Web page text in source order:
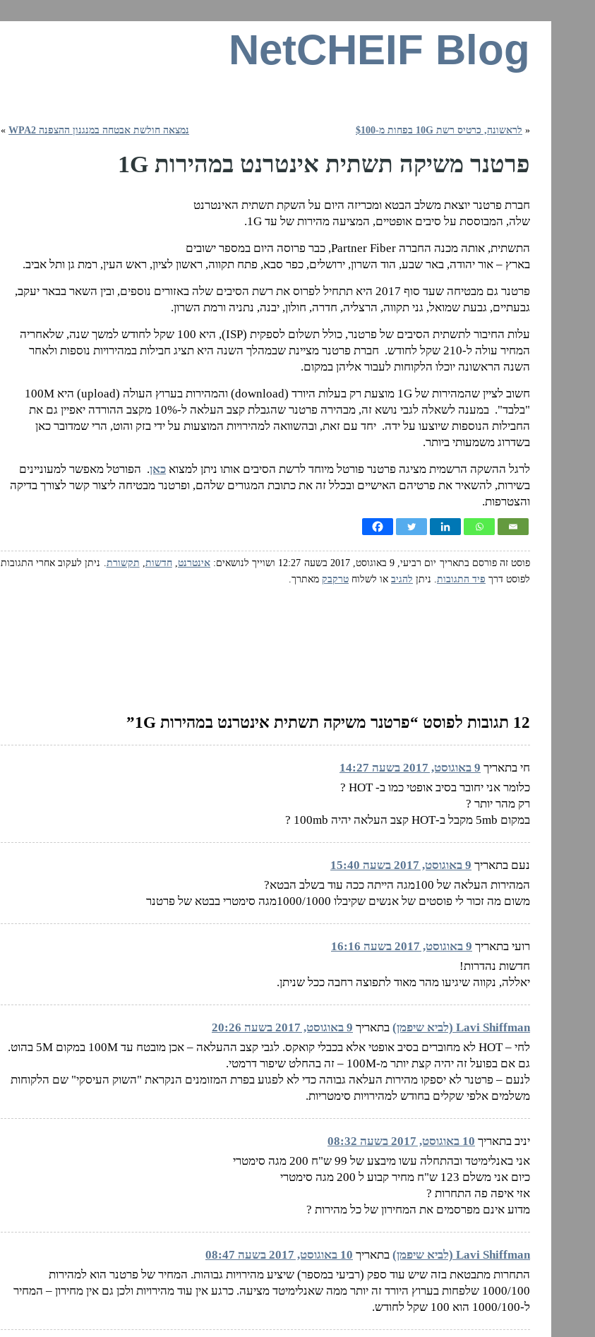
NetCHEIF Blog
« לראשונה, כרטיס רשת 10G בפחות מ-$100 נמצאה חולשת אבטחה במנגנון ההצפנה WPA2 »
פרטנר משיקה תשתית אינטרנט במהירות 1G
חברת פרטנר יוצאת משלב הבטא ומכריזה היום על השקת תשתית האינטרנט
שלה, המבוססת על סיבים אופטיים, המציעה מהירות של עד 1G.
התשתית, אותה מכנה החברה Partner Fiber, כבר פרוסה היום במספר ישובים
בארץ – אור יהודה, באר שבע, הוד השרון, ירושלים, כפר סבא, פתח תקווה, ראשון לציון, ראש העין, רמת גן ותל אביב.
פרטנר גם מבטיחה שעד סוף 2017 היא תתחיל לפרוס את רשת הסיבים שלה באזורים נוספים, ובין השאר בבאר יעקב,
גבעתיים, גבעת שמואל, גני תקווה, הרצליה, חדרה, חולון, יבנה, נתניה ורמת השרון.
עלות החיבור לתשתית הסיבים של פרטנר, כולל תשלום לספקית (ISP), היא 100 שקל לחודש למשך שנה, שלאחריה
המחיר עולה ל-210 שקל לחודש. חברת פרטנר מציינת שבמהלך השנה היא תציג חבילות במהירויות נוספות ולאחר
השנה הראשונה יוכלו הלקוחות לעבור אליהן במקום.
חשוב לציין שהמהירות של 1G מוצעת רק בעלות היורד (download) והמהירות בערוץ העולה (upload) היא 100M
"בלבד". במענה לשאלה לגבי נושא זה, מבהירה פרטנר שהגבלת קצב העלאה ל-10% מקצב ההורדה יאפיין גם את
החבילות הנוספות שיוצעו על ידה. יחד עם זאת, ובהשוואה למהירויות המוצעות על ידי בזק והוט, הרי שמדובר כאן
בשדרוג משמעותי ביותר.
לרגל ההשקה הרשמית מציגה פרטנר פורטל מיוחד לרשת הסיבים אותו ניתן למצוא כאן. הפורטל מאפשר למעוניינים
בשירות, להשאיר את פרטיהם האישיים ובכלל זה את כתובת המגורים שלהם, ופרטנר מבטיחה ליצור קשר לצורך בדיקה
והצטרפות.
פוסט זה פורסם בתאריך יום רביעי, 9 באוגוסט, 2017 בשעה 12:27 ושוייך לנושאים: אינטרנט ,חדשות תקשורת . ניתן לעקוב אחרי התגובות
לפוסט דרך פיד התגובות . ניתן להגיב או לשלוח טרקבק מאתרך.
12 תגובות לפוסט “פרטנר משיקה תשתית אינטרנט במהירות 1G”
חי בתאריך 9 באוגוסט, 2017 בשעה 14:27
כלומר אני יחובר בסיב אופטי כמו ב- HOT ?
רק מהר יותר ?
במקום 5mb מקבל ב-HOT קצב העלאה יהיה 100mb ?
נעם בתאריך 9 באוגוסט, 2017 בשעה 15:40
המהירות העלאה של 100מגה הייתה ככה עוד בשלב הבטא?
משום מה זכור לי פוסטים של אנשים שקיבלו 1000/1000מגה סימטרי בבטא של פרטנר
רועי בתאריך 9 באוגוסט, 2017 בשעה 16:16
חדשות נהדרות!
יאללה, נקווה שיגיעו מהר מאוד לתפוצה רחבה ככל שניתן.
Lavi Shiffman (לביא שיפמן) בתאריך 9 באוגוסט, 2017 בשעה 20:26
לחי – HOT לא מחוברים בסיב אופטי אלא בכבלי קואקס. לגבי קצב ההעלאה – אכן מובטח עד 100M במקום 5M בהוט.
גם אם בפועל זה יהיה קצת יותר מ-100M – זה בהחלט שיפור דרמטי.
לנעם – פרטנר לא יספקו מהירות העלאה גבוהה כדי לא לפגוע בפרת המזומנים הנקראת "השוק העיסקי" שם הלקוחות
משלמים אלפי שקלים בחודש למהירויות סימטריות.
יניב בתאריך 10 באוגוסט, 2017 בשעה 08:32
אני באנלימיטד ובהתחלה עשו מיבצע של 99 ש"ח 200 מגה סימטרי
כיום אני משלם 123 ש"ח מחיר קבוע ל 200 מגה סימטרי
אזי איפה פה התחרות ?
מדוע אינם מפרסמים את המחירון של כל מהירות ?
Lavi Shiffman (לביא שיפמן) בתאריך 10 באוגוסט, 2017 בשעה 08:47
התחרות מתבטאת בזה שיש עוד ספק (רביעי במספר) שיציע מהירויות גבוהות. המחיר של פרטנר הוא למהירות
1000/100 שלפחות בערוץ היורד זה יותר ממה שאנלימיטד מציעה. כרגע אין עוד מהירויות ולכן גם אין מחירון – המחיר
ל-1000/100 הוא 100 שקל לחודש.